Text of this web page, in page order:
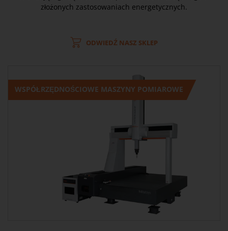
złożonych zastosowaniach energetycznych.
ODWIEDŹ NASZ SKLEP
WSPÓŁRZĘDNOŚCIOWE MASZYNY POMIAROWE